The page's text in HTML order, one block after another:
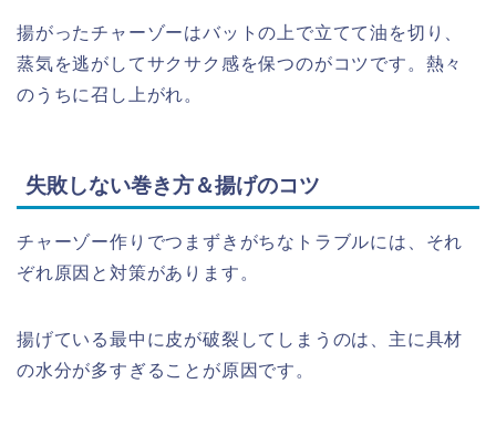
揚がったチャーゾーはバットの上で立てて油を切り、
蒸気を逃がしてサクサク感を保つのがコツです。熱々
のうちに召し上がれ。
失敗しない巻き方＆揚げのコツ
チャーゾー作りでつまずきがちなトラブルには、それ
ぞれ原因と対策があります。
揚げている最中に皮が破裂してしまうのは、主に具材
の水分が多すぎることが原因です。